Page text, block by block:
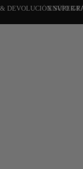
FÁCIL (30 días)